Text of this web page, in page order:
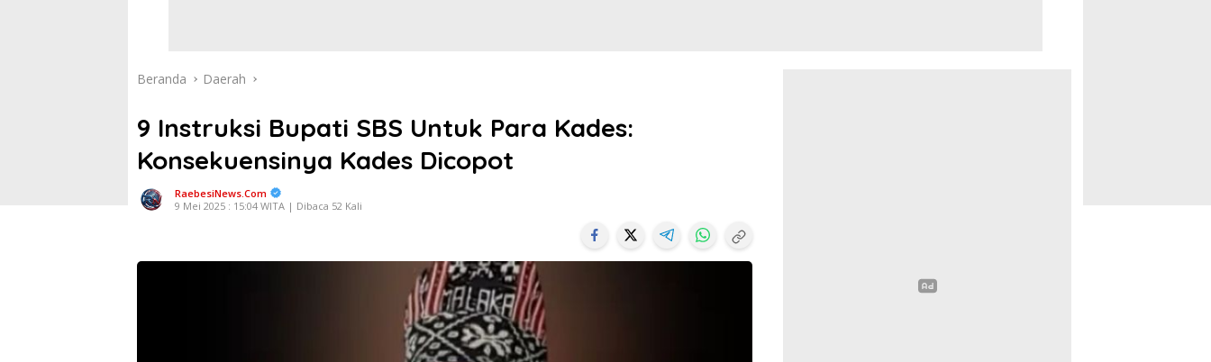
Beranda Daerah
9 Instruksi Bupati SBS Untuk Para Kades:
Konsekuensinya Kades Dicopot
RaebesiNews.Com
9 Mei 2025 : 15:04 WITA | Dibaca 52 Kali